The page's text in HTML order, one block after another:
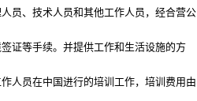
员、技术人员和其他工作人员，经合营公
证等手续。并提供工作和生活设施的方
人员在中国进行的培训工作，培训费用由